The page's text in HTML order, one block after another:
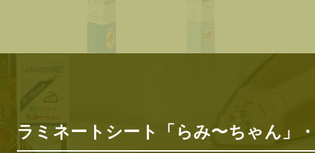
ラミネートシート「らみ〜ちゃん」